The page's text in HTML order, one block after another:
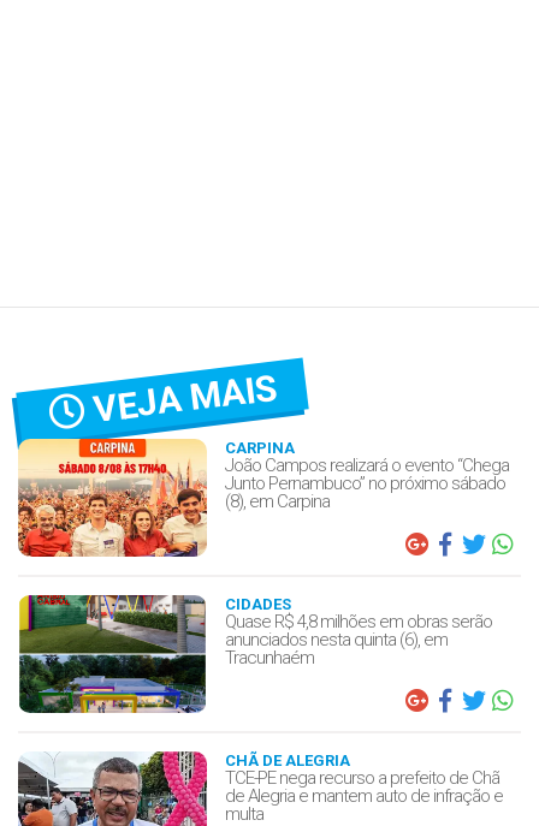
VEJA MAIS
CARPINA
João Campos realizará o evento “Chega
Junto Pernambuco” no próximo sábado
(8), em Carpina
CIDADES
Quase R$ 4,8 milhões em obras serão
anunciados nesta quinta (6), em
Tracunhaém
CHÃ DE ALEGRIA
TCE-PE nega recurso a prefeito de Chã
de Alegria e mantem auto de infração e
multa